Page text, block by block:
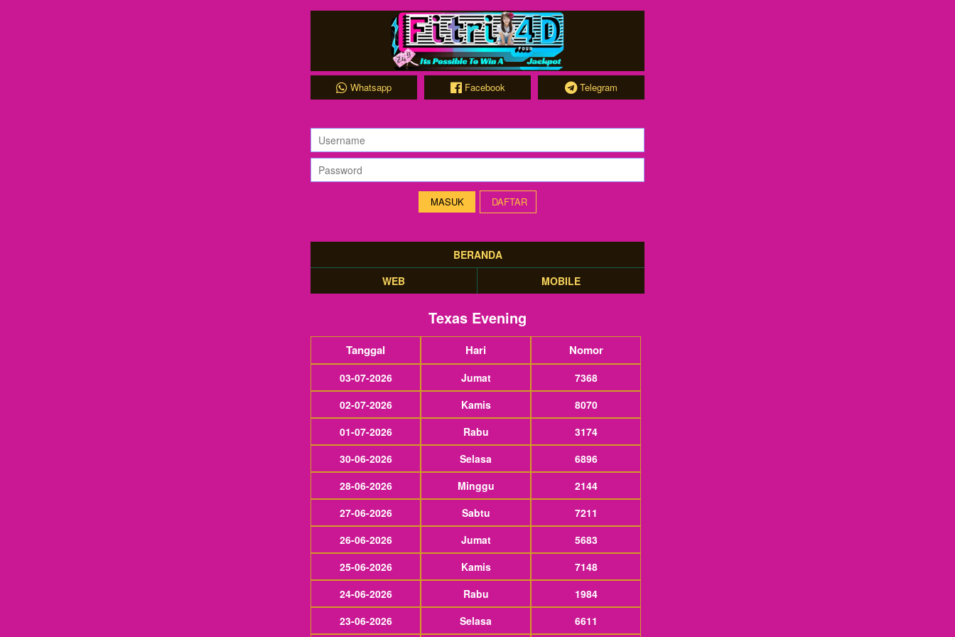
Whatsapp Facebook Telegram
DAFTAR
BERANDA
WEB
MOBILE
Texas Evening
Tanggal Hari Nomor
03-07-2026 Jumat
7368
02-07-2026
Kamis
8070
01-07-2026
Rabu
3174
30-06-2026
Selasa
6896
28-06-2026
Minggu
2144
27-06-2026
Sabtu
7211
26-06-2026
Jumat
5683
25-06-2026
Kamis
7148
24-06-2026
Rabu
1984
23-06-2026
Selasa 6611